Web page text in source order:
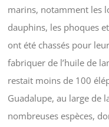
marins, notamment les
dauphins, les phoques
ont été chassés pour
fabriquer de l’huile de
restait moins de 100
Guadalupe, au large de
nombreuses espèces,